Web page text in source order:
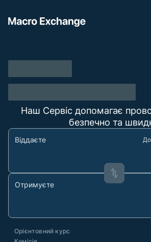
Наш Сервіс допомагає
безпечно та
Віддаєте
Отримуєте
Орієнтовний курс